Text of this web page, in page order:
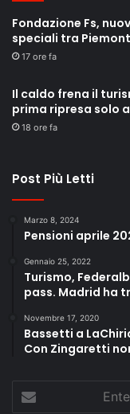
Fondazione Fs,
speciali tra
17 ore fa
Il caldo frena il
prima ripresa solo
18 ore fa
Post Più Letti
Marzo 8, 2024
Pensioni aprile
Gennaio 25, 2022
Turismo,
pass. Madrid ha
Novembre 17, 2020
Bassetti a
Con Zingaretti
your